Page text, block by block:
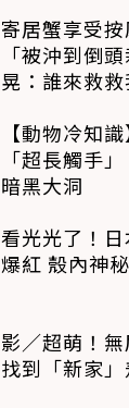
寄居蟹享受
「被沖到倒
晃：誰來救救
【動物冷知
「超長觸手
暗黑大洞
看光光了！日
爆紅 殼內
影／超萌！
找到「新家